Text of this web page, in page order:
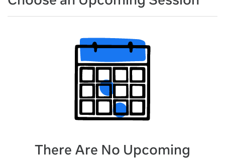
There Are No Upcoming